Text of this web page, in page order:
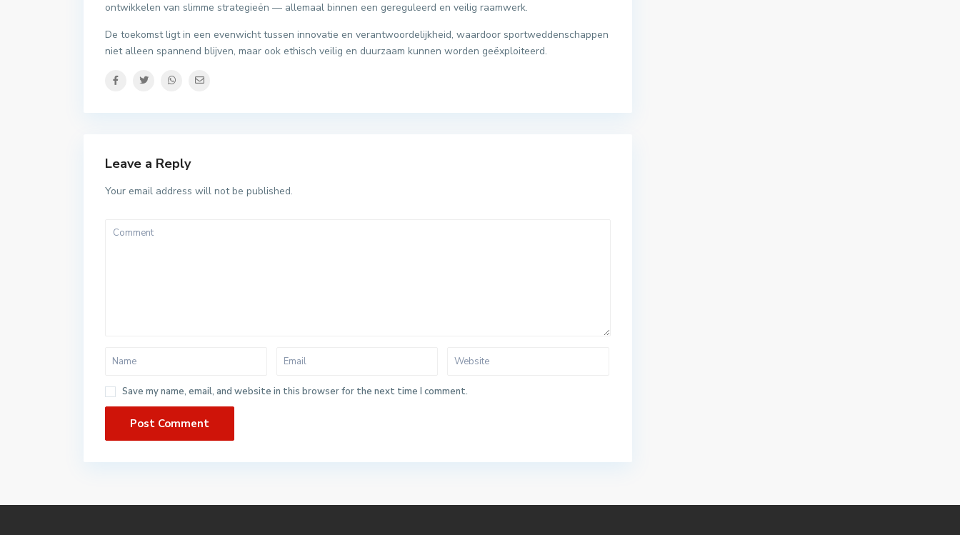
ontwikkelen van slimme strategieën — allemaal binnen een gereguleerd en veilig raamwerk.
De toekomst ligt in een evenwicht tussen innovatie en verantwoordelijkheid, waardoor sportweddenschappen
niet alleen spannend blijven, maar ook ethisch veilig en duurzaam kunnen worden geëxploiteerd.
Leave a Reply
Your email address will not be published.
Save my name, email, and website in this browser for the next time I comment.